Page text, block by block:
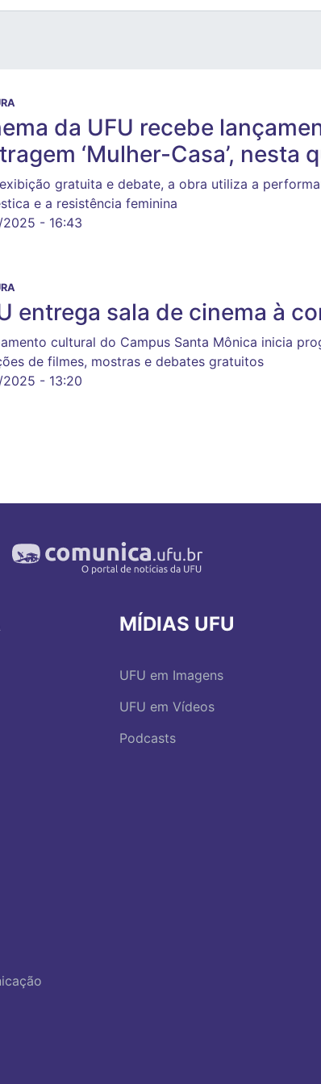
da UFU recebe
‘Mulher-Casa’, nesta
gratuita e debate, a obra utiliza a
e a resistência feminina
2025 - 16:43
entrega sala de cinema à
cultural do Campus Santa Mônica inicia
de filmes, mostras e debates gratuitos
2025 - 13:20
MÍDIAS UFU
UFU em Imagens
UFU em Vídeos
Podcasts